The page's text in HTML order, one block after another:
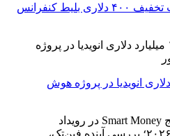
فرصت استثنایی: دریافت تخفیف ۴۰۰ دلاری بلیط کنفرانس
۱ میلیارد دلاری انویدیا در پروژه هوش